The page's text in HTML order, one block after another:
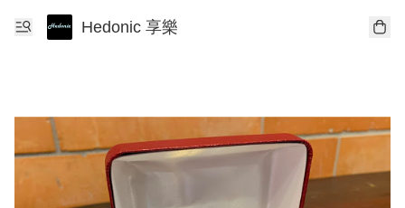
Hedonic 享樂